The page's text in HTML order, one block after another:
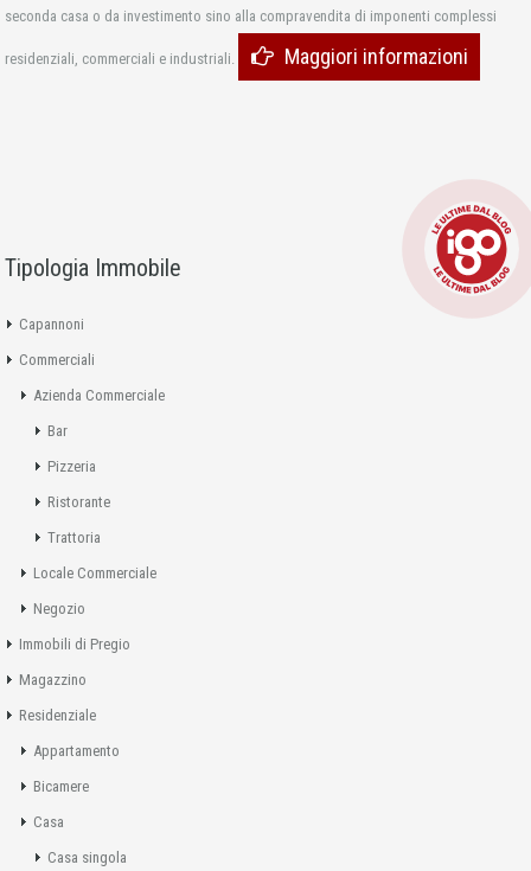
seconda casa o da investimento sino alla compravendita di imponenti complessi
residenziali, commerciali e industriali. Maggiori informazioni
Tipologia Immobile
Capannoni
Commerciali
Azienda Commerciale
Bar
Pizzeria
Ristorante
Trattoria
Locale Commerciale
Negozio
Immobili di Pregio
Magazzino
Residenziale
Appartamento
Bicamere
Casa
Casa singola